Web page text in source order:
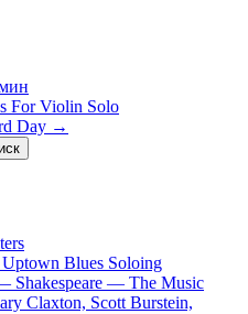
For Violin Solo
Day →
Blues Soloing
Shakespeare — The Music
Claxton, Scott Burstein,